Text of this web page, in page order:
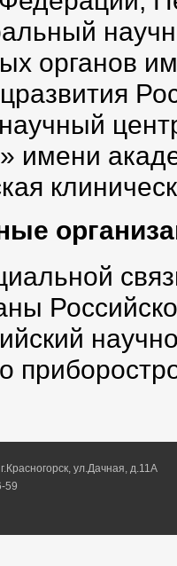
органов
имени
ул.Дачная, д.11A
59